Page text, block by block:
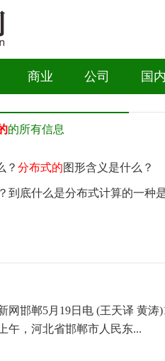
商业 公司 国
的所有信息
？ 分布式的图形含义是什么？
到底什么是分布式计算的一种
网邯郸5月19日电 (王天译 黄涛
午，河北省邯郸市人民东...